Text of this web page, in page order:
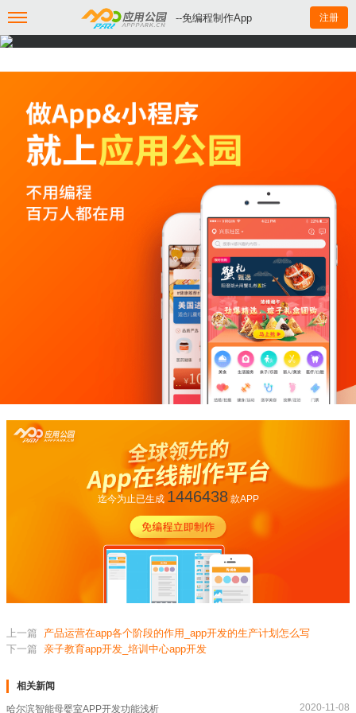
--免编程制作App 注册
迄今为止已生成 1446438款APP
上一篇
产品运营在app各个阶段的作用_app开发的生产计划怎么写
下一篇 亲子教育app开发_培训中心app开发
相关新闻
哈尔滨智能母婴室APP开发功能浅析 2020-11-08